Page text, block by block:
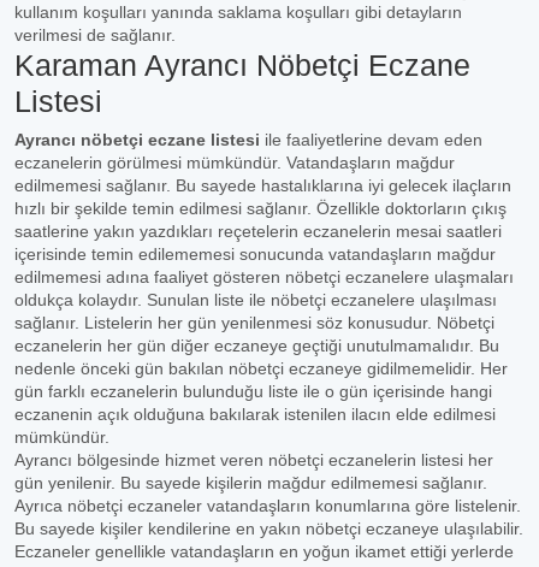
kullanım koşulları yanında saklama koşulları gibi detayların
verilmesi de sağlanır.
Karaman Ayrancı Nöbetçi Eczane
Listesi
Ayrancı nöbetçi eczane listesi ile faaliyetlerine devam eden
eczanelerin görülmesi mümkündür. Vatandaşların mağdur
edilmemesi sağlanır. Bu sayede hastalıklarına iyi gelecek ilaçların
hızlı bir şekilde temin edilmesi sağlanır. Özellikle doktorların çıkış
saatlerine yakın yazdıkları reçetelerin eczanelerin mesai saatleri
içerisinde temin edilememesi sonucunda vatandaşların mağdur
edilmemesi adına faaliyet gösteren nöbetçi eczanelere ulaşmaları
oldukça kolaydır. Sunulan liste ile nöbetçi eczanelere ulaşılması
sağlanır. Listelerin her gün yenilenmesi söz konusudur. Nöbetçi
eczanelerin her gün diğer eczaneye geçtiği unutulmamalıdır. Bu
nedenle önceki gün bakılan nöbetçi eczaneye gidilmemelidir. Her
gün farklı eczanelerin bulunduğu liste ile o gün içerisinde hangi
eczanenin açık olduğuna bakılarak istenilen ilacın elde edilmesi
mümkündür.
Ayrancı bölgesinde hizmet veren nöbetçi eczanelerin listesi her
gün yenilenir. Bu sayede kişilerin mağdur edilmemesi sağlanır.
Ayrıca nöbetçi eczaneler vatandaşların konumlarına göre listelenir.
Bu sayede kişiler kendilerine en yakın nöbetçi eczaneye ulaşılabilir.
Eczaneler genellikle vatandaşların en yoğun ikamet ettiği yerlerde